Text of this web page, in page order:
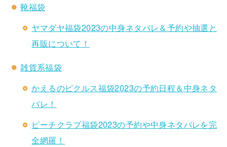
靴福袋
ヤマダヤ福袋2023の中身ネタバレ＆予約や抽選と
再販について！
雑貨系福袋
かえるのピクルス福袋2023の予約日程＆中身ネタ
バレ！
ピーチクラブ福袋2023の予約や中身ネタバレを完
全網羅！